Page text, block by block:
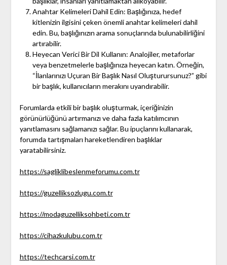
Anahtar Kelimeleri Dahil Edin: Başlığınıza, hedef
kitlenizin ilgisini çeken önemli anahtar kelimeleri dahil
edin. Bu, başlığınızın arama sonuçlarında bulunabilirliğini
artırabilir.
Heyecan Verici Bir Dil Kullanın: Analojiler, metaforlar
veya benzetmelerle başlığınıza heyecan katın. Örneğin,
“İlanlarınızı Uçuran Bir Başlık Nasıl Oluşturursunuz?” gibi
bir başlık, kullanıcıların merakını uyandırabilir.
Forumlarda etkili bir başlık oluşturmak, içeriğinizin
görünürlüğünü artırmanızı ve daha fazla katılımcının
yanıtlamasını sağlamanızı sağlar. Bu ipuçlarını kullanarak,
forumda tartışmaları hareketlendiren başlıklar
yaratabilirsiniz.
https://sagliklibeslenmeforumu.com.tr
https://guzelliksozlugu.com.tr
https://modaguzelliksohbeti.com.tr
https://cihazkulubu.com.tr
https://techcarsi.com.tr